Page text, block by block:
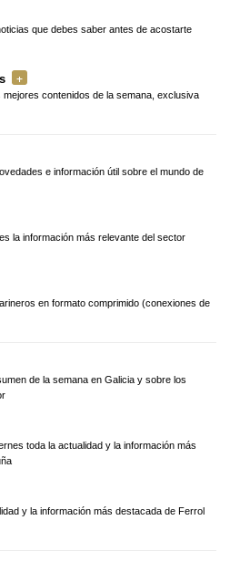
que debes saber antes de acostarte
contenidos de la semana, exclusiva
e información útil sobre el mundo de
la información más relevante del sector
en formato comprimido (conexiones de
de la semana en Galicia y sobre los
toda la actualidad y la información más
y la información más destacada de Ferrol